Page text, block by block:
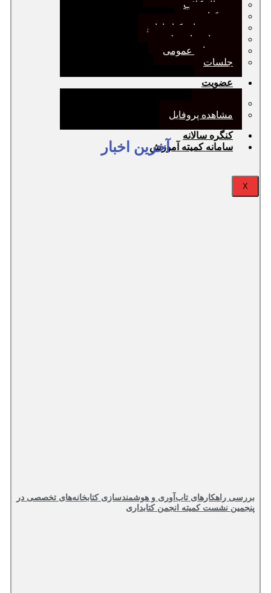
ژورنال کلاب
نقد کتاب
دورهمی‌های کتابدارانه
سخنرانی‌های علمی
مجمع‌های عمومی
جلسات
عضویت
مشاهده پروفایل
کنگره سالانه
سامانه کمیته آموزش
X
آخرین اخبار
بررسی راهکارهای تاب‌آوری و هوشمندسازی کتابخانه‌های تخصصی در
پنجمین نشست کمیته انجمن کتابداری